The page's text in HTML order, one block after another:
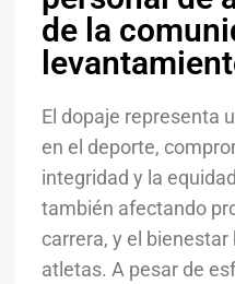
de la
El dopaje representa
en el deporte,
integridad y la
también afectando
carrera, y el
atletas. A pesar de